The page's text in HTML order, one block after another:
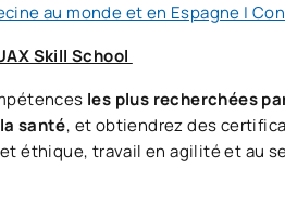
au monde et en Espagne |
Skill School
les plus recherchées
santé, et obtiendrez des
éthique, travail en agilité et au